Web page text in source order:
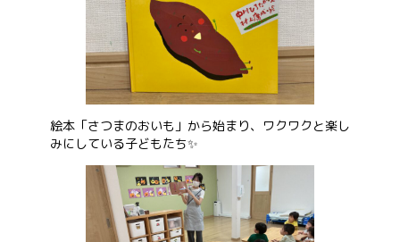
認可保育園一覧
お問い合わせ
会社概要
絵本「さつまのおいも」から始まり、ワクワクと楽し
みにしている子どもたち✨